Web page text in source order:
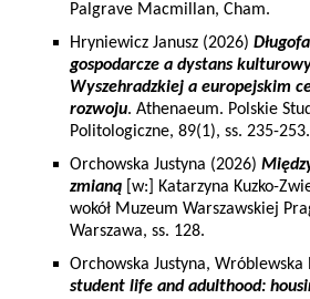
Palgrave Macmillan, Cham.
Hryniewicz Janusz (2026)
gospodarcze a dystans
Wyszehradzkiej a europejskim
rozwoju. Athenaeum. Polskie
Politologiczne, 89(1), ss. 235-253.
Orchowska Justyna (2026)
zmianą [w:] Katarzyna Kuzko-
wokół Muzeum Warszawskiej
Warszawa, ss. 128.
Orchowska Justyna, Wróblewska
student life and adulthood: